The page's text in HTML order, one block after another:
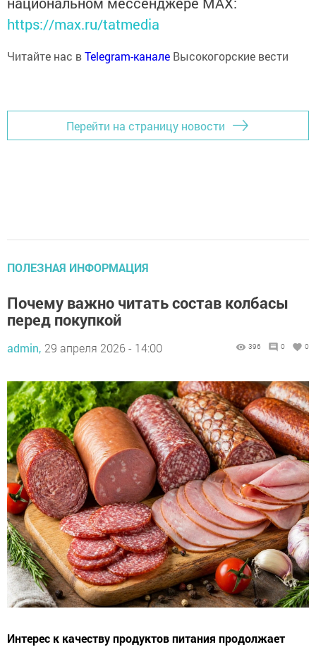
https://max.ru/tatmedia
Читайте нас вTelegram-канале Высокогорские вести
Перейти на страницу новости
ПОЛЕЗНАЯ ИНФОРМАЦИЯ
Почему важно читать состав колбасы
перед покупкой
admin, 29 апреля 2026 - 14:00 396 0 0
Интерес к качеству продуктов питания продолжает